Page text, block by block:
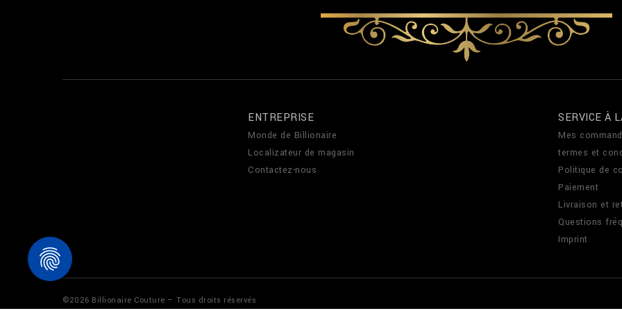
ENTREPRISE
Monde de Billionaire
Localizateur de magasin
Contactez-nous
SERVICE À
Mes
termes et
Politique de
Paiement
Livraison et
Questions
Imprint
©2026 Billionaire Couture — Tous droits réservés